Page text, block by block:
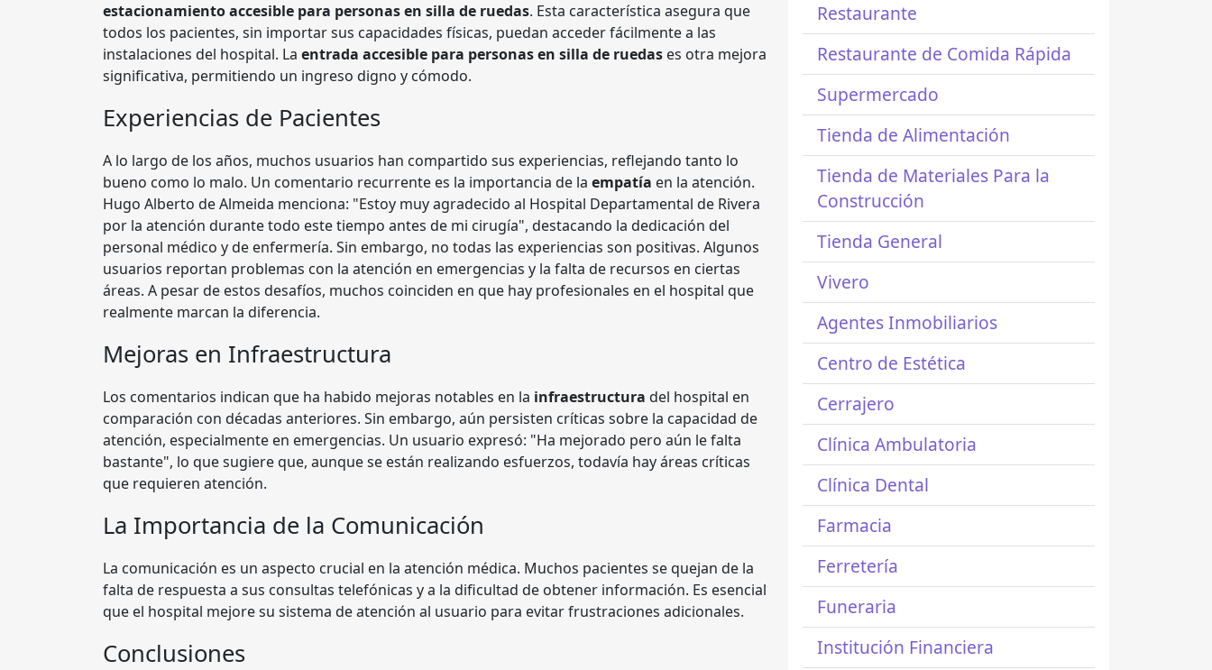
estacionamiento accesible para personas en silla de ruedas. Esta característica asegura que
todos los pacientes, sin importar sus capacidades físicas, puedan acceder fácilmente a las
instalaciones del hospital. La entrada accesible para personas en silla de ruedas es otra mejora
significativa, permitiendo un ingreso digno y cómodo.
Experiencias de Pacientes
A lo largo de los años, muchos usuarios han compartido sus experiencias, reflejando tanto lo
bueno como lo malo. Un comentario recurrente es la importancia de la empatía en la atención.
Hugo Alberto de Almeida menciona: "Estoy muy agradecido al Hospital Departamental de Rivera
por la atención durante todo este tiempo antes de mi cirugía", destacando la dedicación del
personal médico y de enfermería. Sin embargo, no todas las experiencias son positivas. Algunos
usuarios reportan problemas con la atención en emergencias y la falta de recursos en ciertas
áreas. A pesar de estos desafíos, muchos coinciden en que hay profesionales en el hospital que
realmente marcan la diferencia.
Mejoras en Infraestructura
Los comentarios indican que ha habido mejoras notables en la infraestructura del hospital en
comparación con décadas anteriores. Sin embargo, aún persisten críticas sobre la capacidad de
atención, especialmente en emergencias. Un usuario expresó: "Ha mejorado pero aún le falta
bastante", lo que sugiere que, aunque se están realizando esfuerzos, todavía hay áreas críticas
que requieren atención.
La Importancia de la Comunicación
La comunicación es un aspecto crucial en la atención médica. Muchos pacientes se quejan de la
falta de respuesta a sus consultas telefónicas y a la dificultad de obtener información. Es esencial
que el hospital mejore su sistema de atención al usuario para evitar frustraciones adicionales.
Conclusiones
Restaurante
Restaurante de Comida Rápida
Supermercado
Tienda de Alimentación
Tienda de Materiales Para la
Construcción
Tienda General
Vivero
Agentes Inmobiliarios
Centro de Estética
Cerrajero
Clínica Ambulatoria
Clínica Dental
Farmacia
Ferretería
Funeraria
Institución Financiera